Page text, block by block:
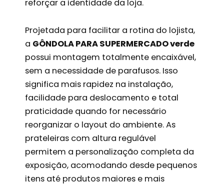
reforçar a identidade da loja.
Projetada para facilitar a rotina do lojista,
a GÔNDOLA PARA SUPERMERCADO verde
possui montagem totalmente encaixável,
sem a necessidade de parafusos. Isso
significa mais rapidez na instalação,
facilidade para deslocamento e total
praticidade quando for necessário
reorganizar o layout do ambiente. As
prateleiras com altura regulável
permitem a personalização completa da
exposição, acomodando desde pequenos
itens até produtos maiores e mais